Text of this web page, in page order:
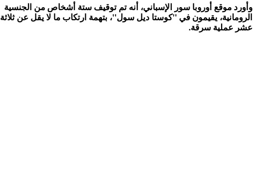
وأورد موقع أوروبا سور الإسباني، أنه تم توقيف ستة أشخاص من الجنسية
الرومانية، يقيمون في "كوستا ديل سول"، بتهمة ارتكاب ما لا يقل عن ثلاثة
عشر عملية سرقة.